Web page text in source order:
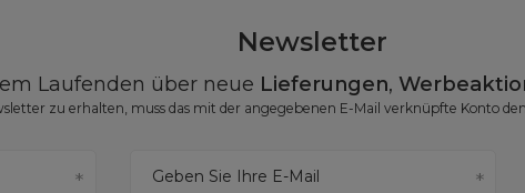
Newsletter
Laufenden über neue Lieferungen,
zu erhalten, muss das mit der angegebenen E-Mail verknüpfte Konto den
Geben Sie Ihre E-Mail